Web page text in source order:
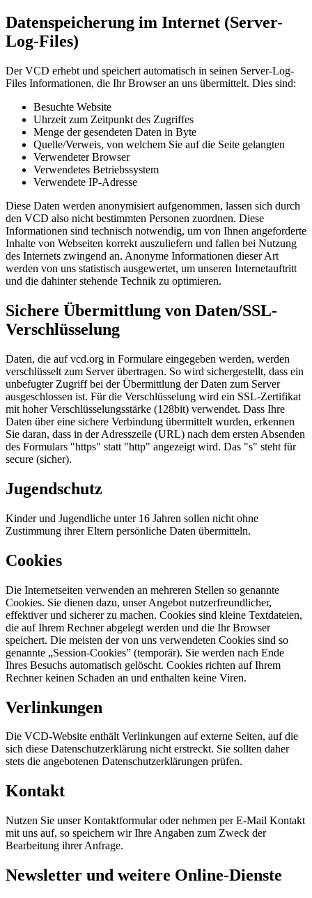
Datenspeicherung im Internet (Server-
Log-Files)
Der VCD erhebt und speichert automatisch in seinen Server-Log-
Files Informationen, die Ihr Browser an uns übermittelt. Dies sind:
Besuchte Website
Uhrzeit zum Zeitpunkt des Zugriffes
Menge der gesendeten Daten in Byte
Quelle/Verweis, von welchem Sie auf die Seite gelangten
Verwendeter Browser
Verwendetes Betriebssystem
Verwendete IP-Adresse
Diese Daten werden anonymisiert aufgenommen, lassen sich durch
den VCD also nicht bestimmten Personen zuordnen. Diese
Informationen sind technisch notwendig, um von Ihnen angeforderte
Inhalte von Webseiten korrekt auszuliefern und fallen bei Nutzung
des Internets zwingend an. Anonyme Informationen dieser Art
werden von uns statistisch ausgewertet, um unseren Internetauftritt
und die dahinter stehende Technik zu optimieren.
Sichere Übermittlung von Daten/SSL-
Verschlüsselung
Daten, die auf vcd.org in Formulare eingegeben werden, werden
verschlüsselt zum Server übertragen. So wird sichergestellt, dass ein
unbefugter Zugriff bei der Übermittlung der Daten zum Server
ausgeschlossen ist. Für die Verschlüsselung wird ein SSL-Zertifikat
mit hoher Verschlüsselungsstärke (128bit) verwendet. Dass Ihre
Daten über eine sichere Verbindung übermittelt wurden, erkennen
Sie daran, dass in der Adresszeile (URL) nach dem ersten Absenden
des Formulars "https" statt "http" angezeigt wird. Das "s" steht für
secure (sicher).
Jugendschutz
Kinder und Jugendliche unter 16 Jahren sollen nicht ohne
Zustimmung ihrer Eltern persönliche Daten übermitteln.
Cookies
Die Internetseiten verwenden an mehreren Stellen so genannte
Cookies. Sie dienen dazu, unser Angebot nutzerfreundlicher,
effektiver und sicherer zu machen. Cookies sind kleine Textdateien,
die auf Ihrem Rechner abgelegt werden und die Ihr Browser
speichert. Die meisten der von uns verwendeten Cookies sind so
genannte „Session-Cookies” (temporär). Sie werden nach Ende
Ihres Besuchs automatisch gelöscht. Cookies richten auf Ihrem
Rechner keinen Schaden an und enthalten keine Viren.
Verlinkungen
Die VCD-Website enthält Verlinkungen auf externe Seiten, auf die
sich diese Datenschutzerklärung nicht erstreckt. Sie sollten daher
stets die angebotenen Datenschutzerklärungen prüfen.
Kontakt
Nutzen Sie unser Kontaktformular oder nehmen per E-Mail Kontakt
mit uns auf, so speichern wir Ihre Angaben zum Zweck der
Bearbeitung ihrer Anfrage.
Newsletter und weitere Online-Dienste